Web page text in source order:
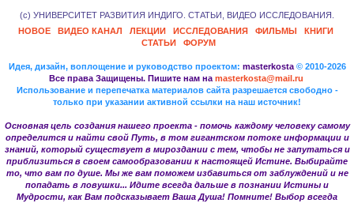
(с) УНИВЕРСИТЕТ РАЗВИТИЯ ИНДИГО. СТАТЬИ, ВИДЕО ИССЛЕДОВАНИЯ.
НОВОЕ
ВИДЕО КАНАЛ ЛЕКЦИИ ИССЛЕДОВАНИЯ ФИЛЬМЫ
КНИГИ
СТАТЬИ
ФОРУМ
Идея, дизайн, воплощение и руководство проектом: masterkosta © 2010-2026
Все права Защищены. Пишите нам наmasterkosta@mail.ru
Использование и перепечатка материалов сайта разрешается свободно -
только при указании активной ссылки на наш источник!
Основная цель создания нашего проекта - помочь каждому человеку самому
определится и найти свой Путь, в том гигантском потоке информации и
знаний, который существует в мироздании с тем, чтобы не запутаться и
приблизиться в своем самообразовании к настоящей Истине. Выбирайте
то, что вам по душе. Мы же вам поможем избавиться от заблуждений и не
попадать в ловушки... Идите всегда дальше в познании Истины и
Мудрости, как Вам подсказывает Ваша Душа! Помните! Выбор всегда